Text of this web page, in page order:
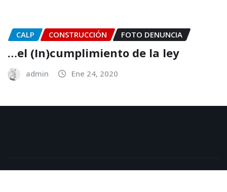
CALP CONSTRUCCIÓN FOTO DENUNCIA
…el (In)cumplimiento de la ley
admin Ene 24, 2020